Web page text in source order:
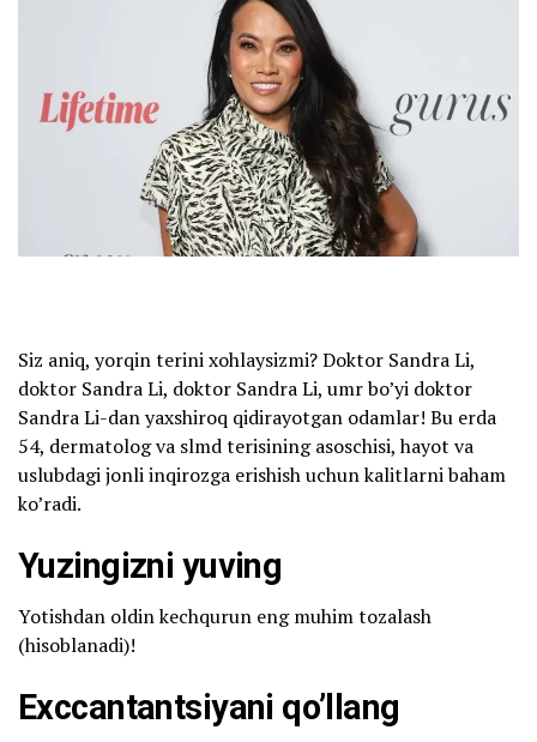
Siz aniq, yorqin terini xohlaysizmi? Doktor Sandra Li,
doktor Sandra Li, doktor Sandra Li, umr bo’yi doktor
Sandra Li-dan yaxshiroq qidirayotgan odamlar! Bu erda
54, dermatolog va slmd terisining asoschisi, hayot va
uslubdagi jonli inqirozga erishish uchun kalitlarni baham
ko’radi.
Yuzingizni yuving
Yotishdan oldin kechqurun eng muhim tozalash
(hisoblanadi)!
Exccantantsiyani qo’llang